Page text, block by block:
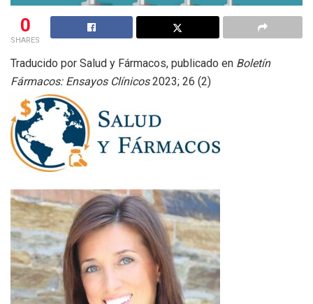
0
SHARES
Traducido por Salud y Fármacos, publicado en Boletín
Fármacos: Ensayos Clínicos2023; 26 (2)